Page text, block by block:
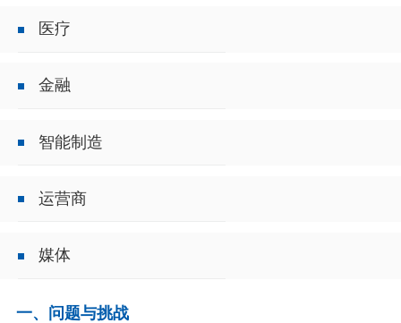
医疗
金融
智能制造
运营商
媒体
一、问题与挑战